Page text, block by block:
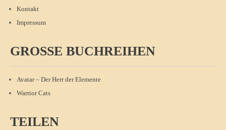
Kontakt
Impressum
GROSSE BUCHREIHEN
Avatar – Der Herr der Elemente
Warrior Cats
TEILEN